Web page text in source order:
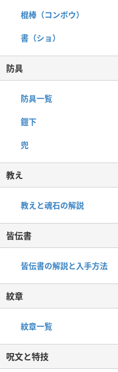
棍棒（コンボウ）
書（ショ）
防具
防具一覧
鎧下
兜
教え
教えと魂石の解説
皆伝書
皆伝書の解説と入手方法
紋章
紋章一覧
呪文と特技